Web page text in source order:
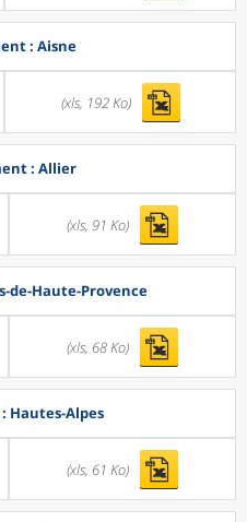
: Aisne
(xls, 192 Ko)
: Allier
(xls, 91 Ko)
de-Haute-Provence
(xls, 68 Ko)
Hautes-Alpes
(xls, 61 Ko)